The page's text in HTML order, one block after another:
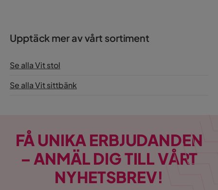
Upptäck mer av vårt sortiment
Se alla Vit stol
Se alla Vit sittbänk
FÅ UNIKA ERBJUDANDEN
– ANMÄL DIG TILL VÅRT
NYHETSBREV!